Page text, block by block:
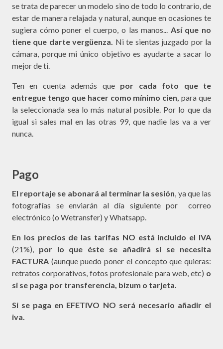
se trata de parecer un modelo sino de todo lo contrario, de
estar de manera relajada y natural, aunque en ocasiones te
sugiera cómo poner el cuerpo, o las manos... Así que no
tiene que darte vergüenza. Ni te sientas juzgado por la
cámara, porque mi único objetivo es ayudarte a sacar lo
mejor de ti.
Ten en cuenta además que por cada foto que te
entregue tengo que hacer como mínimo cien, para que
la seleccionada sea lo más natural posible. Por lo que da
igual si sales mal en las otras 99, que nadie las va a ver
nunca.
Pago
El reportaje se abonará al terminar la sesión , ya que las
fotografías se enviarán al día siguiente por correo
electrónico (o Wetransfer) y Whatsapp.
En los precios de las tarifas NO está incluido el IVA
(21%), por lo que éste se añadirá si se necesita
FACTURA (aunque puedo poner el concepto que quieras:
retratos corporativos, fotos profesionale para web, etc) o
si se paga por transferencia, bizum o tarjeta.
Si se paga en EFETIVO NO será necesario añadir el
iva.